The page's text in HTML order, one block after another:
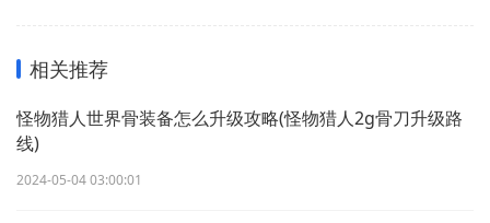
相关推荐
怪物猎人世界骨装备怎么升级攻略(怪物猎人2g骨刀升级路
线)
2024-05-04 03:00:01